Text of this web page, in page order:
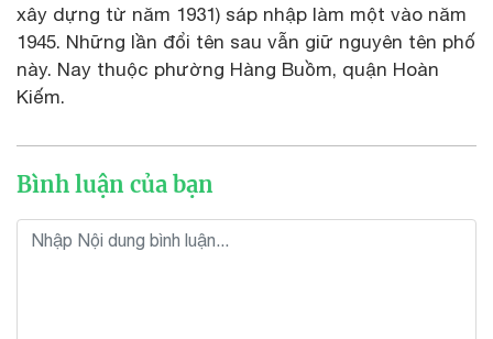
xây dựng từ năm 1931) sáp nhập làm một vào năm
1945. Những lần đổi tên sau vẫn giữ nguyên tên phố
này. Nay thuộc phường Hàng Buồm, quận Hoàn
Kiếm.
Bình luận của bạn